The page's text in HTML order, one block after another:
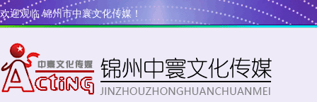
欢迎观临 锦州市中寰文化传媒！